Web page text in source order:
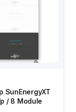
SunEnergyXT
/ 8 Module